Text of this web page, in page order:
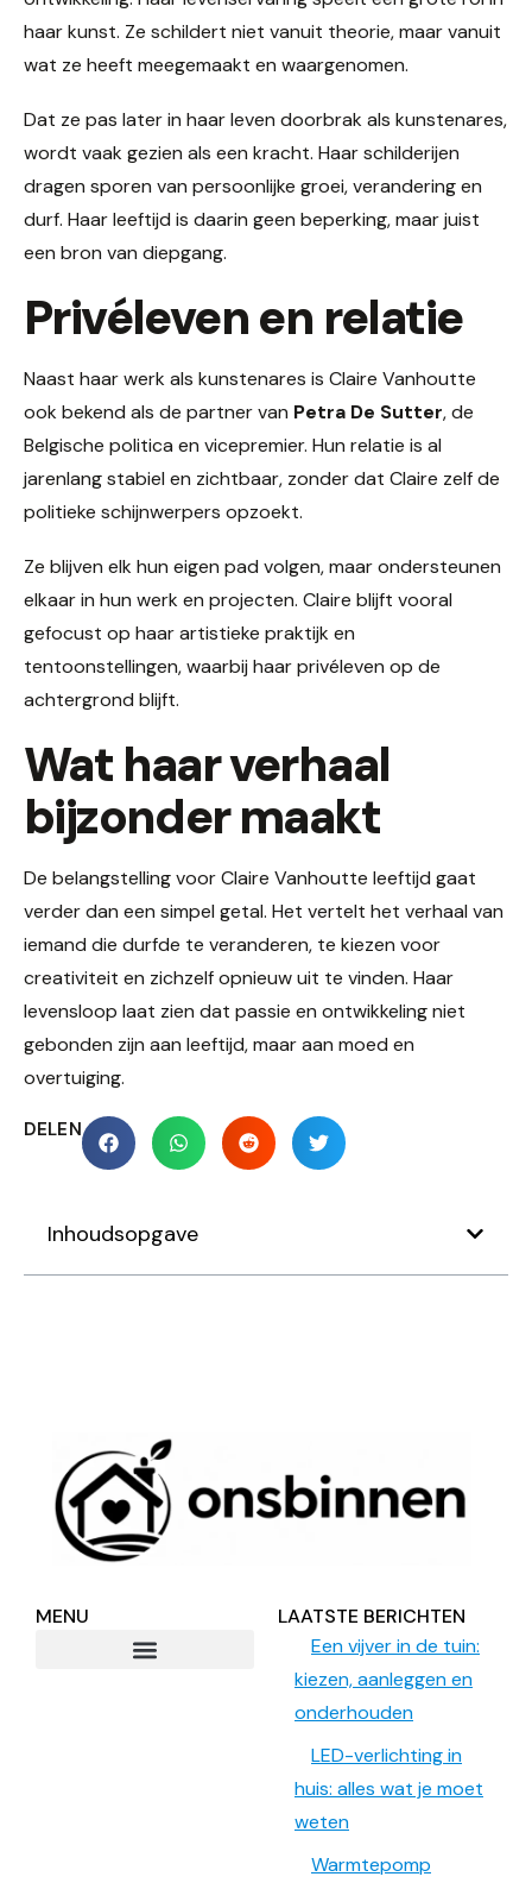
haar kunst. Ze schildert niet vanuit theorie, maar vanuit
wat ze heeft meegemaakt en waargenomen.
Dat ze pas later in haar leven doorbrak als kunstenares,
wordt vaak gezien als een kracht. Haar schilderijen
dragen sporen van persoonlijke groei, verandering en
durf. Haar leeftijd is daarin geen beperking, maar juist
een bron van diepgang.
Privéleven en relatie
Naast haar werk als kunstenares is Claire Vanhoutte
ook bekend als de partner van Petra De Sutter, de
Belgische politica en vicepremier. Hun relatie is al
jarenlang stabiel en zichtbaar, zonder dat Claire zelf de
politieke schijnwerpers opzoekt.
Ze blijven elk hun eigen pad volgen, maar ondersteunen
elkaar in hun werk en projecten. Claire blijft vooral
gefocust op haar artistieke praktijk en
tentoonstellingen, waarbij haar privéleven op de
achtergrond blijft.
Wat haar verhaal
bijzonder maakt
De belangstelling voor Claire Vanhoutte leeftijd gaat
verder dan een simpel getal. Het vertelt het verhaal van
iemand die durfde te veranderen, te kiezen voor
creativiteit en zichzelf opnieuw uit te vinden. Haar
levensloop laat zien dat passie en ontwikkeling niet
gebonden zijn aan leeftijd, maar aan moed en
overtuiging.
DELEN
Inhoudsopgave
MENU
LAATSTE BERICHTEN
Een vijver in de tuin:
kiezen, aanleggen en
onderhouden
LED-verlichting in
huis: alles wat je moet
weten
Warmtepomp